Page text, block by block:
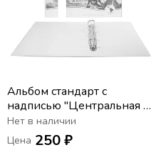
Альбом стандарт с
надписью "Центральная и
Южная Америка" формат
Optima
Нет в наличии
Цена 250 ₽